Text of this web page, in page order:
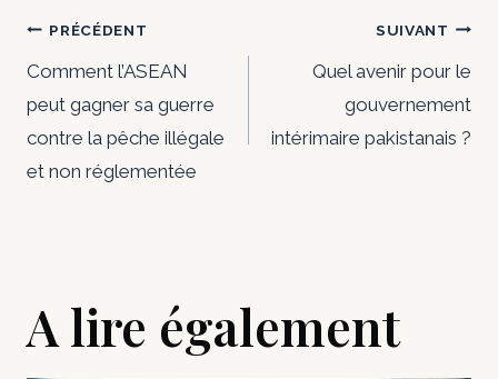
Navigation
de
l’article
PRÉCÉDENT
Comment l’ASEAN
peut gagner sa guerre
contre la pêche illégale
et non réglementée
SUIVANT
Quel avenir pour le
gouvernement
intérimaire pakistanais ?
A lire également